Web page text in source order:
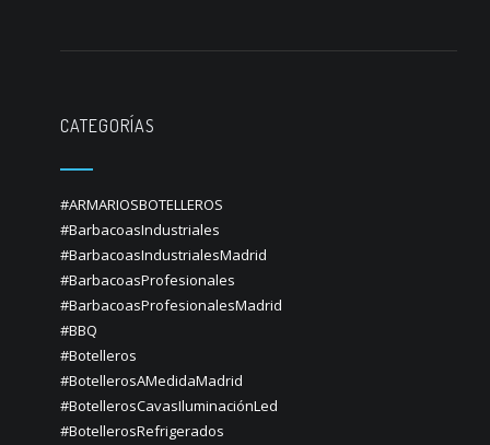
CATEGORÍAS
#ARMARIOSBOTELLEROS
#BarbacoasIndustriales
#BarbacoasIndustrialesMadrid
#BarbacoasProfesionales
#BarbacoasProfesionalesMadrid
#BBQ
#Botelleros
#BotellerosAMedidaMadrid
#BotellerosCavasIluminaciónLed
#BotellerosRefrigerados